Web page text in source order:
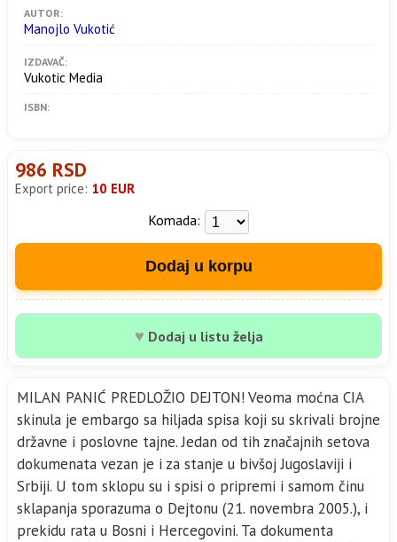
AUTOR:
Manojlo Vukotić
IZDAVAČ:
Vukotic Media
ISBN:
986 RSD
Export price: 10 EUR
Komada:
Dodaj u korpu
♥ Dodaj u listu želja
MILAN PANIĆ PREDLOŽIO DEJTON! Veoma moćna CIA
skinula je embargo sa hiljada spisa koji su skrivali brojne
državne i poslovne tajne. Jedan od tih značajnih setova
dokumenata vezan je i za stanje u bivšoj Jugoslaviji i
Srbiji. U tom sklopu su i spisi o pripremi i samom činu
sklapanja sporazuma o Dejtonu (21. novembra 2005.), i
prekidu rata u Bosni i Hercegovini. Ta dokumenta